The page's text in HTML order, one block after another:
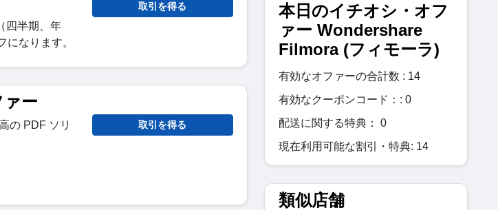
四半期、年
なります。
取引を得る
ー
の PDF ソリ
取引を得る
本日のイチオシ・オフ
ァー Wondershare
Filmora (フィモーラ)
有効なオファーの合計数 : 14
有効なクーポンコード：: 0
配送に関する特典： 0
現在利用可能な割引・特典: 14
類似店舗